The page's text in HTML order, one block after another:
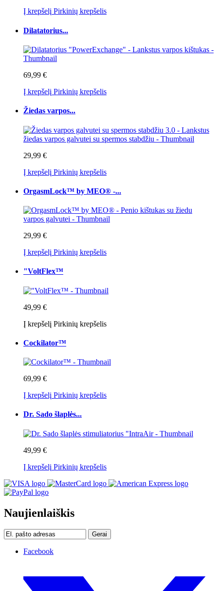
Į krepšelį Pirkinių krepšelis
Dilatatorius...
69,99 €
Į krepšelį Pirkinių krepšelis
Žiedas varpos...
29,99 €
Į krepšelį Pirkinių krepšelis
OrgasmLock™ by MEO® -...
29,99 €
Į krepšelį Pirkinių krepšelis
"VoltFlex™
49,99 €
Į krepšelį Pirkinių krepšelis
Cockilator™
69,99 €
Į krepšelį Pirkinių krepšelis
Dr. Sado šlaplės...
49,99 €
Į krepšelį Pirkinių krepšelis
Naujienlaiškis
Gerai
Facebook